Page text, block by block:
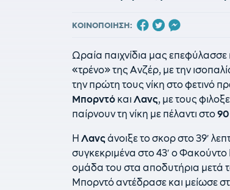
ΚΟΙΝΟΠΟΙΗΣΗ:
Ωραία παιχνίδια μας επεφύλασσε
«τρένο» της Ανζέρ, με την
την πρώτη τους νίκη στο φετινό
Μπορντό και Λανς, με τους
παίρνουν τη νίκη με πέλαντι στο
Η Λανςάνοιξε το σκορ στο 39′
συγκεκριμένα στο 43′ ο
ομάδα του στα αποδυτήρια μετά
Μπορντό αντέδρασε και μείωσε